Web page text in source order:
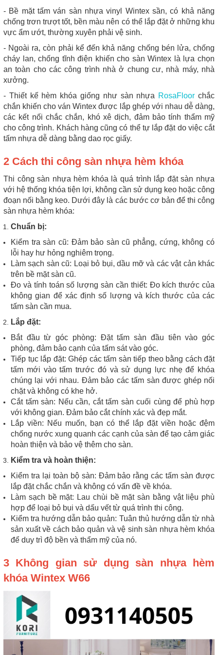
- Bề mặt tấm ván sàn nhựa vinyl Wintex sần, có khả năng
chống trơn trượt tốt, bền màu nên có thể lắp đặt ở những khu
vực ẩm ướt, thường xuyên phải vệ sinh.
- Ngoài ra, còn phải kể đến khả năng chống bén lửa, chống
cháy lan, chống tĩnh điện khiến cho sàn Wintex là lựa chọn
an toàn cho các công trình nhà ở chung cư, nhà máy, nhà
xưởng.
- Thiết kế hèm khóa giống như sàn nhựa RosaFloor chắc
chắn khiến cho ván Wintex được lắp ghép với nhau dễ dàng,
các kết nối chắc chắn, khó xê dịch, đảm bảo tính thẩm mỹ
cho công trình. Khách hàng cũng có thể tự lắp đặt do việc cắt
tấm nhựa dễ dàng bằng dao rọc giấy.
2 Cách thi công sàn nhựa hèm khóa
Thi công sàn nhựa hèm khóa là quá trình lắp đặt sàn nhựa
với hệ thống khóa tiện lợi, không cần sử dụng keo hoặc công
đoạn nối bằng keo. Dưới đây là các bước cơ bản để thi công
sàn nhựa hèm khóa:
Chuẩn bị:
Kiểm tra sàn cũ: Đảm bảo sàn cũ phẳng, cứng, không có
lỗi hay hư hỏng nghiêm trọng.
Làm sạch sàn cũ: Loại bỏ bụi, dầu mỡ và các vật cản khác
trên bề mặt sàn cũ.
Đo và tính toán số lượng sàn cần thiết: Đo kích thước của
không gian để xác định số lượng và kích thước của các
tấm sàn cần mua.
Lắp đặt:
Bắt đầu từ góc phòng: Đặt tấm sàn đầu tiên vào góc
phòng, đảm bảo cạnh của tấm sát vào góc.
Tiếp tục lắp đặt: Ghép các tấm sàn tiếp theo bằng cách đặt
tấm mới vào tấm trước đó và sử dụng lực nhẹ để khóa
chúng lại với nhau. Đảm bảo các tấm sàn được ghép nối
chặt và không có khe hở.
Cắt tấm sàn: Nếu cần, cắt tấm sàn cuối cùng để phù hợp
với không gian. Đảm bảo cắt chính xác và đẹp mắt.
Lắp viền: Nếu muốn, bạn có thể lắp đặt viền hoặc đệm
chống nước xung quanh các cạnh của sàn để tạo cảm giác
hoàn thiện và bảo vệ thêm cho sàn.
Kiểm tra và hoàn thiện:
Kiểm tra lại toàn bộ sàn: Đảm bảo rằng các tấm sàn được
lắp đặt chắc chắn và không có vấn đề về khóa.
Làm sạch bề mặt: Lau chùi bề mặt sàn bằng vật liệu phù
hợp để loại bỏ bụi và dấu vết từ quá trình thi công.
Kiểm tra hướng dẫn bảo quản: Tuân thủ hướng dẫn từ nhà
sản xuất về cách bảo quản và vệ sinh sàn nhựa hèm khóa
để duy trì độ bền và thẩm mỹ của nó.
3 Không gian sử dụng sàn nhựa hèm
khóa Wintex W66